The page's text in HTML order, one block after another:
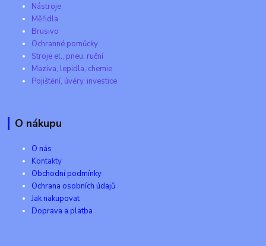
Nástroje
Měřidla
Brusivo
Ochranné pomůcky
Stroje el., pneu, ruční
Maziva, lepidla, chemie
Pojištění, úvěry, investice
O nákupu
O nás
Kontakty
Obchodní podmínky
Ochrana osobních údajů
Jak nakupovat
Doprava a platba